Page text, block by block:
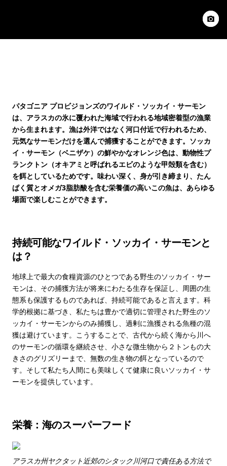
パタゴニア プロビジョンズのワイルド・ソッカイ・サーモン
は、アラスカの氷に覆われた海域で行われる地域密着型の漁業
から生まれます。漁は外洋ではなく河口付近で行われるため、
元気なサーモンだけを選んで捕獲することができます。ソッカ
イ・サーモン（ベニザケ）の鮮やかなオレンジ色は、動物性プ
ランクトン（オキアミと呼ばれるエビのような甲殻類を含む）
を餌としているためです。味わい深く、身が引き締まり、たん
ぱく質とオメガ3脂肪酸を含む栄養価の高いこの魚は、あらゆる
場面で楽しむことができます。
持続可能なワイルド・ソッカイ・サーモンと
は？
地球上で最大の食糧資源のひとつである野生のソッカイ・サー
モンは、その捕獲方法が将来にわたる生存を保証し、周囲の生
態系も保護するものであれば、持続可能であると言えます。科
学的根拠に基づき、私たちは豊かで適切に管理された野生のソ
ッカイ・サーモンからのみ捕獲し、過剰に漁獲される魚種の混
獲は避けています。こうすることで、古代から続く海から川へ
のサーモンの循環を継続させ、小さな微生物から２トンもの大
きさのグリズリーまで、無数の生き物の餌となっているので
す。そして私たち人間にも美味しくて健康に良いソッカイ・サ
ーモンを提供しています。
栄養：海のスーパーフード
アラスカ州ヤクタット近郊のシタック川河口で責任ある方法で